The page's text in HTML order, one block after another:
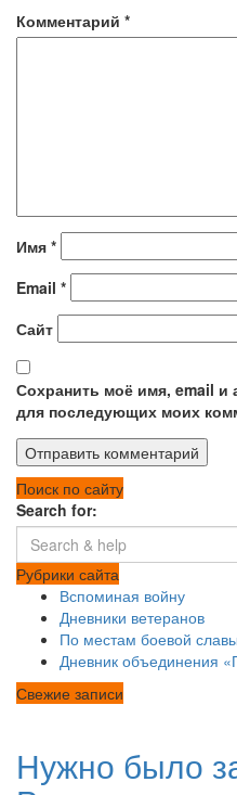
Комментарий *
Имя *
Email *
Сайт
Сохранить моё имя, email и
для последующих моих
Поиск по сайту
Search for:
Рубрики сайта
Вспоминая войну
Дневники ветеранов
По местам боевой славы
Дневник объединения
Свежие записи
Нужно было